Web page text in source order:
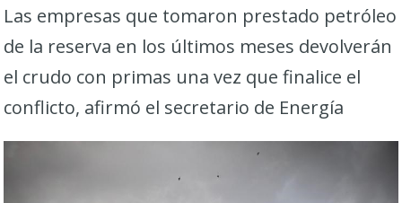
Las empresas que tomaron prestado petróleo
de la reserva en los últimos meses devolverán
el crudo con primas una vez que finalice el
conflicto, afirmó el secretario de Energía